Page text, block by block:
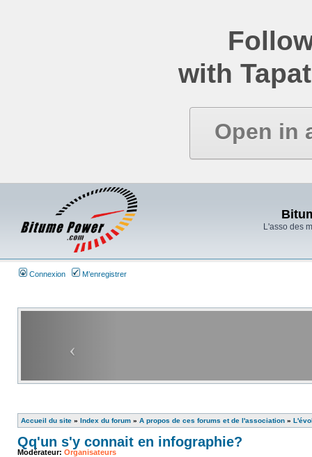
with
Open in
L'asso des
Connexion M’enregistrer
Accueil du site » Index du forum » A propos de ces forums et de l'association »
Qq'un s'y connait en infographie?
Modérateur: Organisateurs